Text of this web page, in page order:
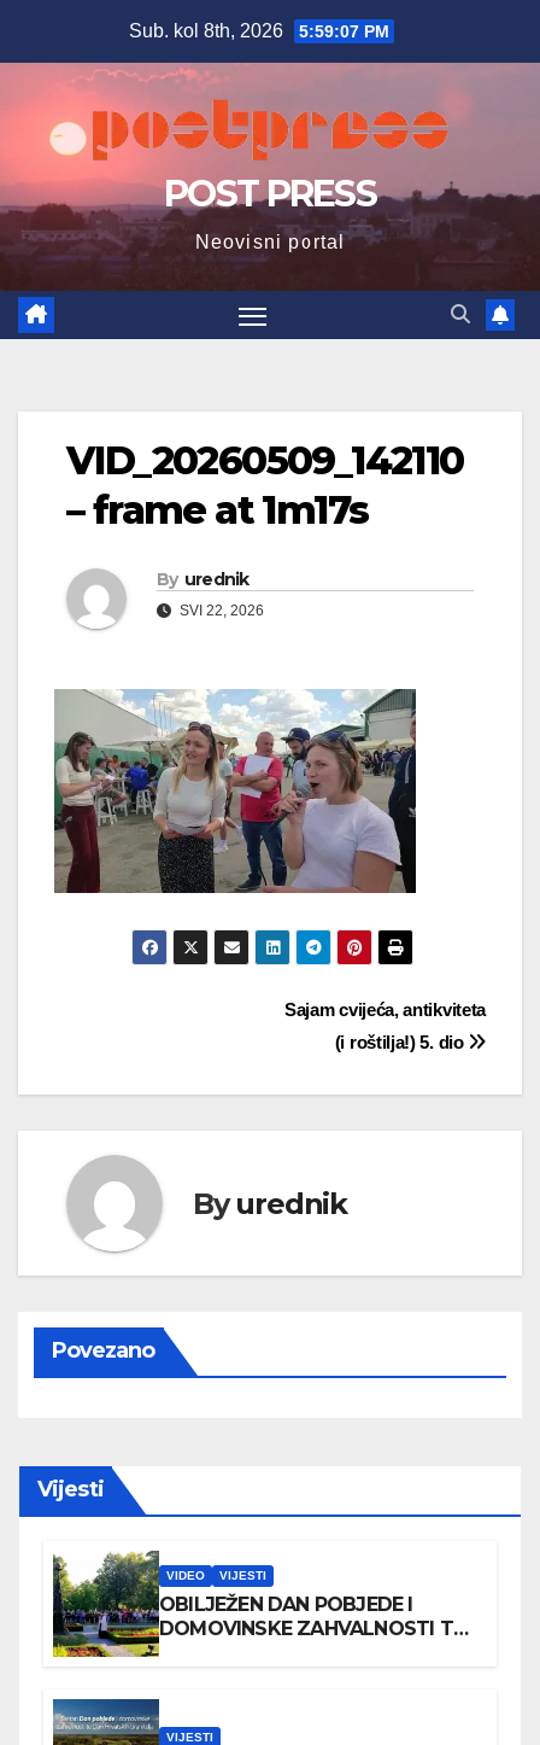
Sub. kol 8th, 2026 5:59:08 PM
POST PRESS
Neovisni portal
VID_20260509_142110
– frame at 1m17s
By urednik
SVI 22, 2026
Sajam cvijeća, antikviteta
(i roštilja!) 5. dio
Byurednik
Povezano
Vijesti
VIDEO VIJESTI
OBILJEŽEN DAN POBJEDE I
DOMOVINSKE ZAHVALNOSTI TE
VIJESTI